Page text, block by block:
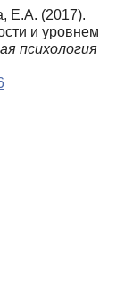
Е.А. (2017).
и уровнем
психология